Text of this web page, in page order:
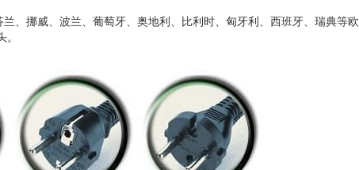
、挪威、波兰、葡萄牙、奥地利、比利时、匈牙利、西班牙、瑞典等欧